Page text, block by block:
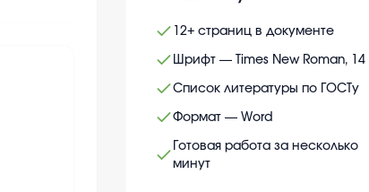
12+ страниц в документе
Шрифт — Times New Roman, 14
Список литературы по ГОСТу
Формат — Word
Готовая работа за несколько
минут